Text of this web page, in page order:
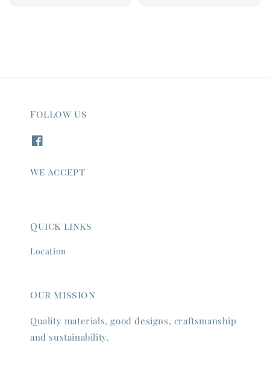
Follow us
We accept
Quick links
Location
Our mission
Quality materials, good designs, craftsmanship
and sustainability.